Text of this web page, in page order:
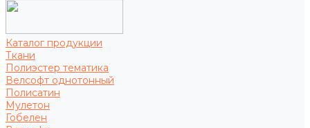
Каталог продукции
Ткани
Полиэстер тематика
Велсофт однотонный
Полисатин
Мулетон
Гобелен